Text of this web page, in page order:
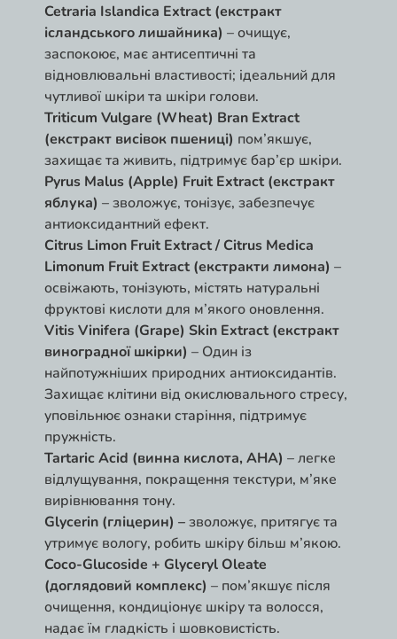
Cetraria Islandica Extract (екстракт
ісландського лишайника) – очищує,
заспокоює, має антисептичні та
відновлювальні властивості; ідеальний для
чутливої шкіри та шкіри голови.
Triticum Vulgare (Wheat) Bran Extract
(екстракт висівок пшениці) пом’якшує,
захищає та живить, підтримує бар’єр шкіри.
Pyrus Malus (Apple) Fruit Extract (екстракт
яблука) – зволожує, тонізує, забезпечує
антиоксидантний ефект.
Citrus Limon Fruit Extract / Citrus Medica
Limonum Fruit Extract (екстракти лимона) –
освіжають, тонізують, містять натуральні
фруктові кислоти для м’якого оновлення.
Vitis Vinifera (Grape) Skin Extract (екстракт
виноградної шкірки) – Один із
найпотужніших природних антиоксидантів.
Захищає клітини від окислювального стресу,
уповільнює ознаки старіння, підтримує
пружність.
Tartaric Acid (винна кислота, AHA) – легке
відлущування, покращення текстури, м’яке
вирівнювання тону.
Glycerin (гліцерин) –зволожує, притягує та
утримує вологу, робить шкіру більш м’якою.
Coco-Glucoside + Glyceryl Oleate
(доглядовий комплекс) – пом’якшує після
очищення, кондиціонує шкіру та волосся,
надає їм гладкість і шовковистість.